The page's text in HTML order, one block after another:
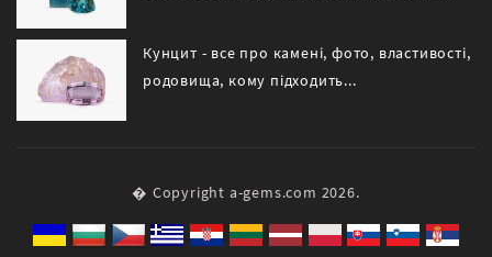
Кунцит - все про камені, фото, властивості,
родовища, кому підходить...
� Copyright a-gems.com 2026.